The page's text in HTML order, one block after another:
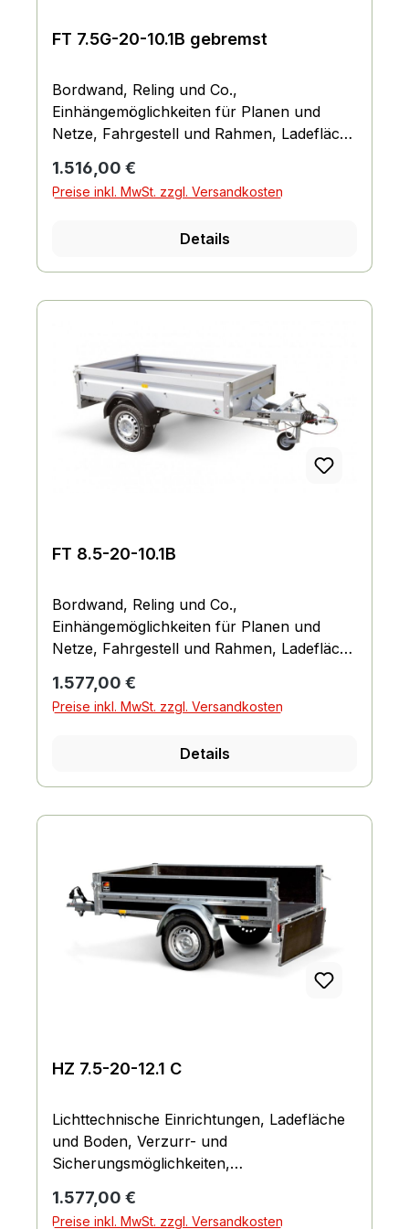
Spritzschutzlappen ausgestattet Verzurr-
Rahmen integriert
FT 7.5G-20-10.1B gebremst
Bordwand, Reling und Co.,
Einhängemöglichkeiten für Planen und
Netze, Fahrgestell und Rahmen, Ladefläche
und Sicherungsmöglichkeiten,
Lichttechnische Einrichtungen
Regulärer Preis:
1.516,00 €
Preise inkl. MwSt. zzgl. Versandkosten
Details
FT 8.5-20-10.1B
Bordwand, Reling und Co.,
Einhängemöglichkeiten für Planen und
Netze, Fahrgestell und Rahmen, Ladefläche
und Sicherungsmöglichkeiten,
Lichttechnische Einrichtungen
Regulärer Preis:
1.577,00 €
Preise inkl. MwSt. zzgl. Versandkosten
Details
HZ 7.5-20-12.1 C
Lichttechnische Einrichtungen, Ladefläche
und Boden, Verzurr- und
Sicherungsmöglichkeiten,
Netze, Räder und Achsen, Bordwand,
Regulärer Preis:
1.577,00 €
Preise inkl. MwSt. zzgl. Versandkosten